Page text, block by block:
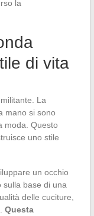
la
di vita
La
mano si sono
moda. Questo
uno stile
un occhio
sulla base di una
delle cuciture,
Questa